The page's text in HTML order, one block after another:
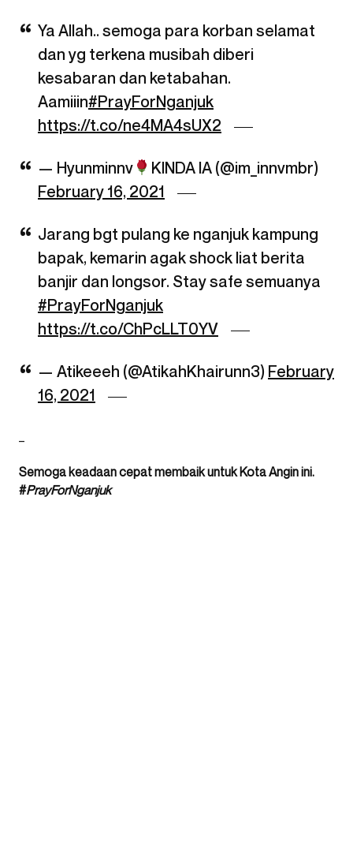
Ya Allah.. semoga para korban selamat
dan yg terkena musibah diberi
kesabaran dan ketabahan.
Aamiiin#PrayForNganjuk
https://t.co/ne4MA4sUX2
— Hyunminnv
KINDA IA (@im_innvmbr)
February 16, 2021
Jarang bgt pulang ke nganjuk kampung
bapak, kemarin agak shock liat berita
banjir dan longsor. Stay safe semuanya
#PrayForNganjuk
https://t.co/ChPcLLT0YV
— Atikeeeh (@AtikahKhairunn3) February
16, 2021
Semoga keadaan cepat membaik untuk Kota Angin ini.
#PrayForNganjuk